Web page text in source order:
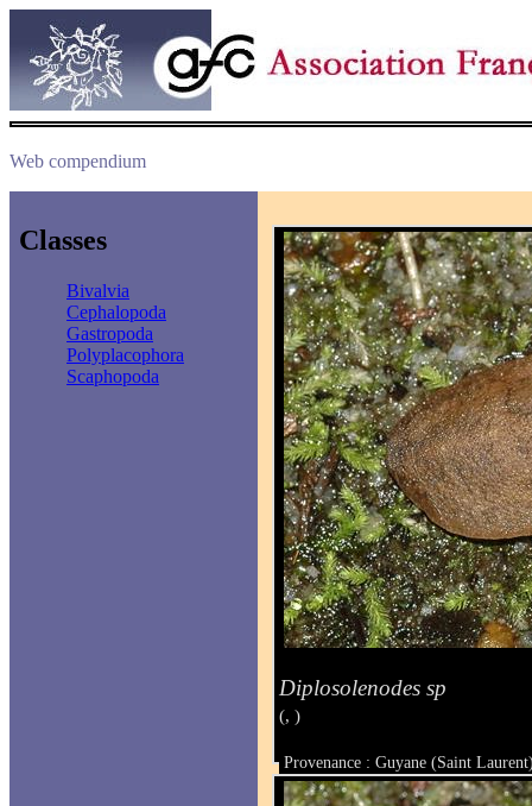
Web compendium
Classes
Bivalvia
Cephalopoda
Gastropoda
Polyplacophora
Scaphopoda
Diplosolenodes sp
(, )
Provenance : Guyane (Saint
Taille :